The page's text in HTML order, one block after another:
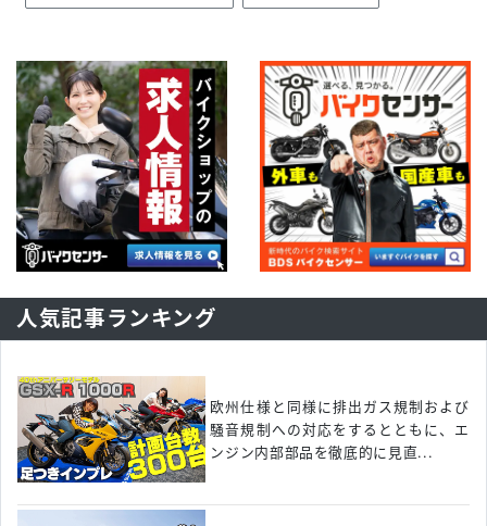
人気記事ランキング
欧州仕様と同様に排出ガス規制および
騒音規制への対応をするとともに、エ
ンジン内部部品を徹底的に見直...